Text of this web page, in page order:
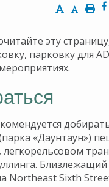
Increase
эту
парковку для
«Даунтаун»)
легкорельсовом
Близлежащий
Northeast Sixth